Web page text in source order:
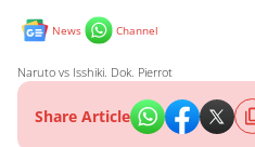
News Channel
Naruto vs Isshiki. Dok. Pierrot
Share Article